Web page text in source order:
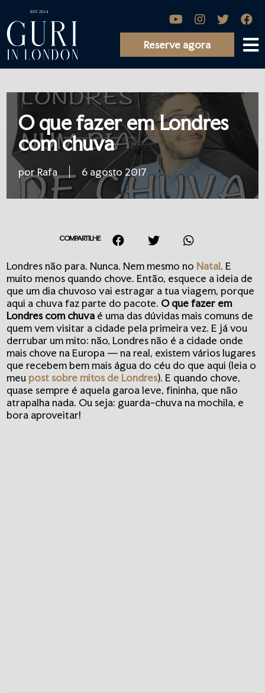
Reserve agora
O que fazer em Londres
com chuva
por Rafa 6 agosto 2017
COMPARTILHE
Londres não para. Nunca. Nem mesmo no Natal. E
muito menos quando chove. Então, esquece a ideia de
que um dia chuvoso vai estragar a tua viagem, porque
aqui a chuva faz parte do pacote. O que fazer em
Londres com chuva é uma das dúvidas mais comuns de
quem vem visitar a cidade pela primeira vez. E já vou
derrubar um mito: não, Londres não é a cidade onde
mais chove na Europa — na real, existem vários lugares
que recebem bem mais água do céu do que aqui (leia o
meupost sobre mitos de Londres). E quando chove,
quase sempre é aquela garoa leve, fininha, que não
atrapalha nada. Ou seja: guarda-chuva na mochila, e
bora aproveitar!